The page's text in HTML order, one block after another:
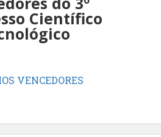
Científico
VENCEDORES